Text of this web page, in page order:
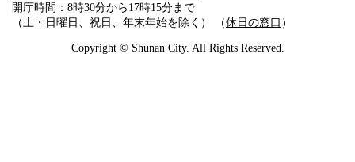
開庁時間：8時30分から17時15分まで
（土・日曜日、祝日、年末年始を除く） （休日の窓口 ）
Copyright © Shunan City. All Rights Reserved.